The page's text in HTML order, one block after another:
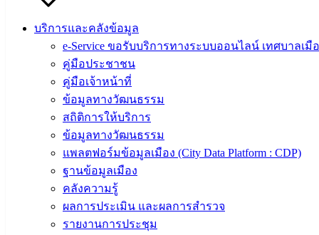
บริการและคลังข้อมูล
e-Service ขอรับบริการทางระบบออนไลน์ เทศบาลเมื
คู่มือประชาชน
คู่มือเจ้าหน้าที่
ข้อมูลทางวัฒนธรรม
สถิติการให้บริการ
ข้อมูลทางวัฒนธรรม
แพลตฟอร์มข้อมูลเมือง (City Data Platform : CDP)
ฐานข้อมูลเมือง
คลังความรู้
ผลการประเมิน และผลการสำรวจ
รายงานการประชุม
สงวนลิขสิทธิ์ © 2563 เทศบาลเมืองอ่างศิลา จังหวัดชลบุรี |
angsilacity.go.th | Powered byBuuscript